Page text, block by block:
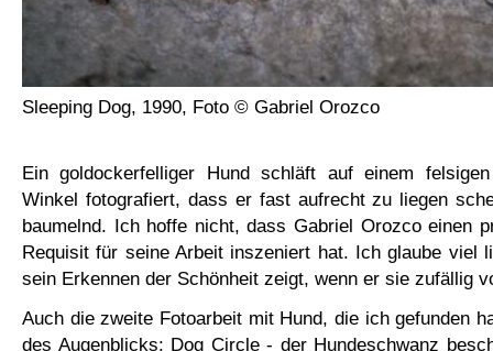
Sleeping Dog, 1990, Foto © Gabriel Orozco
Ein goldockerfelliger Hund schläft auf einem
Winkel fotografiert, dass er fast aufrecht zu liegen
baumelnd. Ich hoffe nicht, dass Gabriel Orozco einen
Requisit für seine Arbeit inszeniert hat. Ich glaube viel
sein Erkennen der Schönheit zeigt, wenn er sie zufällig
Auch die zweite Fotoarbeit mit Hund, die ich gefunden
des Augenblicks: Dog Circle - der Hundeschwanz